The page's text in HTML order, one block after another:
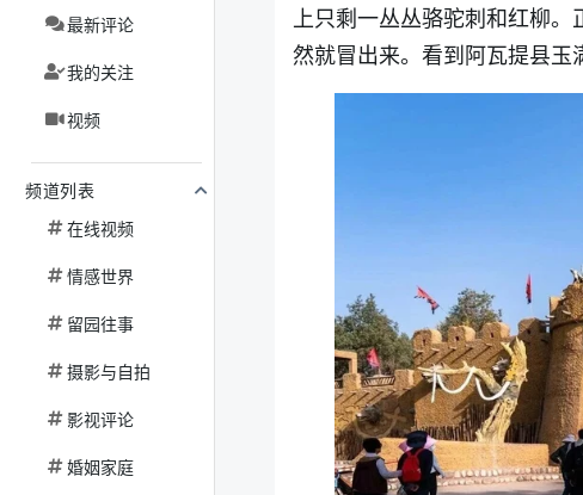
最新评论
我的关注
视频
频道列表
在线视频
情感世界
留园往事
摄影与自拍
影视评论
婚姻家庭
上只剩一丛丛骆驼刺和红柳
然就冒出来。看到阿瓦提县玉